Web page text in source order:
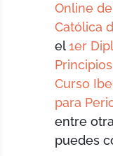
Online
Católica
el1er
Curso
para
entre
puedes